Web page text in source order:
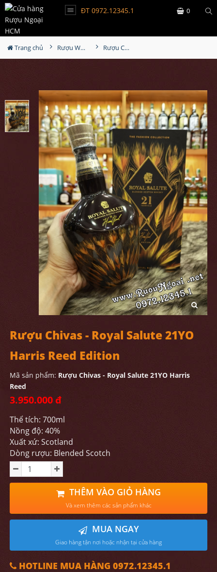
ĐT 0972.12345.1 0
Trang chủ Rượu Whisky Rượu Chivas - Royal Salute 21YO Harris Reed Edition
Rượu Chivas - Royal Salute 21YO
Harris Reed Edition
Mã sản phẩm: Rượu Chivas - Royal Salute 21YO Harris
Reed
3.950.000 đ
Thể tích: 700ml
Nồng độ: 40%
Xuất xứ: Scotland
Dòng rượu: Blended Scotch
THÊM VÀO GIỎ HÀNG
Và xem thêm các sản phẩm khác
MUA NGAY
Giao hàng tận nơi hoặc nhận tại cửa hàng
HOTLINE MUA HÀNG 0972.12345.1